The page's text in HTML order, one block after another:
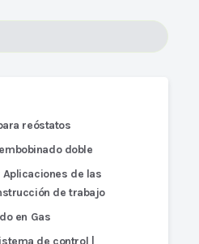
reóstatos
doble
Aplicaciones de las
de trabajo
en Gas